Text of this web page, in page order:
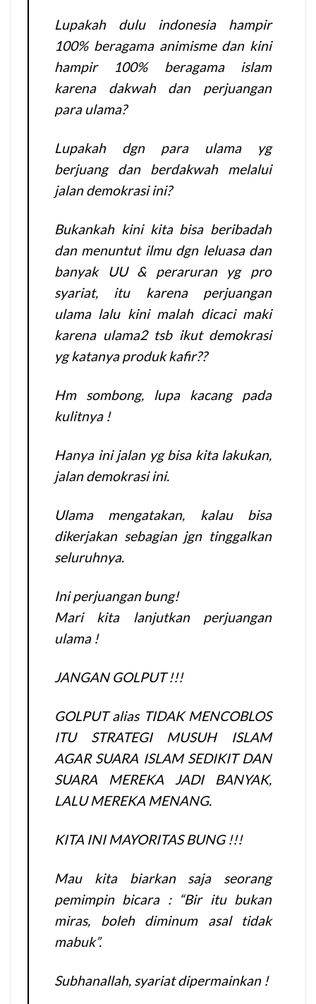
Lupakah dulu indonesia hampir
100% beragama animisme dan kini
hampir 100% beragama islam
karena dakwah dan perjuangan
para ulama?
Lupakah dgn para ulama yg
berjuang dan berdakwah melalui
jalan demokrasi ini?
Bukankah kini kita bisa beribadah
dan menuntut ilmu dgn leluasa dan
banyak UU & peraruran yg pro
syariat, itu karena perjuangan
ulama lalu kini malah dicaci maki
karena ulama2 tsb ikut demokrasi
yg katanya produk kafir??
Hm sombong, lupa kacang pada
kulitnya !
Hanya ini jalan yg bisa kita lakukan,
jalan demokrasi ini.
Ulama mengatakan, kalau bisa
dikerjakan sebagian jgn tinggalkan
seluruhnya.
Ini perjuangan bung!
Mari kita lanjutkan perjuangan
ulama !
JANGAN GOLPUT !!!
GOLPUT alias TIDAK MENCOBLOS
ITU STRATEGI MUSUH ISLAM
AGAR SUARA ISLAM SEDIKIT DAN
SUARA MEREKA JADI BANYAK,
LALU MEREKA MENANG.
KITA INI MAYORITAS BUNG !!!
Mau kita biarkan saja seorang
pemimpin bicara : “Bir itu bukan
miras, boleh diminum asal tidak
mabuk”.
Subhanallah, syariat dipermainkan !